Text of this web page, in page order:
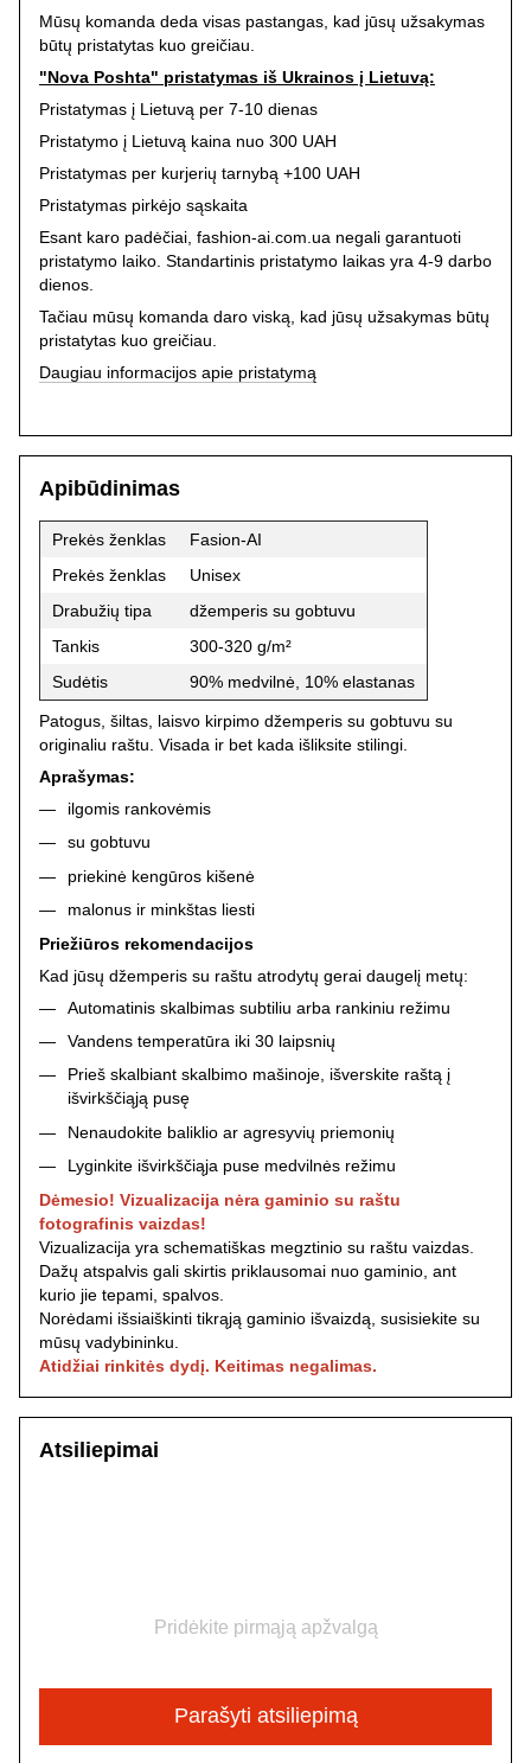
Mūsų komanda deda visas pastangas, kad jūsų užsakymas
būtų pristatytas kuo greičiau.
"Nova Poshta" pristatymas iš Ukrainos į Lietuvą:
Pristatymas į Lietuvą per 7-10 dienas
Pristatymo į Lietuvą kaina nuo 300 UAH
Pristatymas per kurjerių tarnybą +100 UAH
Pristatymas pirkėjo sąskaita
Esant karo padėčiai, fashion-ai.com.ua negali garantuoti
pristatymo laiko. Standartinis pristatymo laikas yra 4-9 darbo
dienos.
Tačiau mūsų komanda daro viską, kad jūsų užsakymas būtų
pristatytas kuo greičiau.
Daugiau informacijos apie pristatymą
Apibūdinimas
Prekės ženklas
Fasion-AI
Prekės ženklas
Unisex
Drabužių tipa
džemperis su gobtuvu
Tankis
300-320 g/m²
Sudėtis
90% medvilnė, 10% elastanas
Patogus, šiltas, laisvo kirpimo džemperis su gobtuvu su
originaliu raštu. Visada ir bet kada išliksite stilingi.
Aprašymas:
ilgomis rankovėmis
su gobtuvu
priekinė kengūros kišenė
malonus ir minkštas liesti
Priežiūros rekomendacijos
Kad jūsų džemperis su raštu atrodytų gerai daugelį metų:
Automatinis skalbimas subtiliu arba rankiniu režimu
Vandens temperatūra iki 30 laipsnių
Prieš skalbiant skalbimo mašinoje, išverskite raštą į
išvirkščiąją pusę
Nenaudokite baliklio ar agresyvių priemonių
Lyginkite išvirkščiąja puse medvilnės režimu
Dėmesio! Vizualizacija nėra gaminio su raštu
fotografinis vaizdas!
Vizualizacija yra schematiškas megztinio su raštu vaizdas.
Dažų atspalvis gali skirtis priklausomai nuo gaminio, ant
kurio jie tepami, spalvos.
Norėdami išsiaiškinti tikrąją gaminio išvaizdą, susisiekite su
mūsų vadybininku.
Atidžiai rinkitės dydį. Keitimas negalimas.
Atsiliepimai
Pridėkite pirmąją apžvalgą
Parašyti atsiliepimą